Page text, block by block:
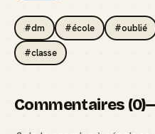
#dm #école #oublié
#classe
Commentaires (0)